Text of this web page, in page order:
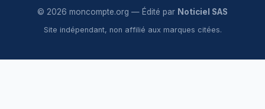
© 2026 moncompte.org — Édité par Noticiel SAS
Site indépendant, non affilié aux marques citées.